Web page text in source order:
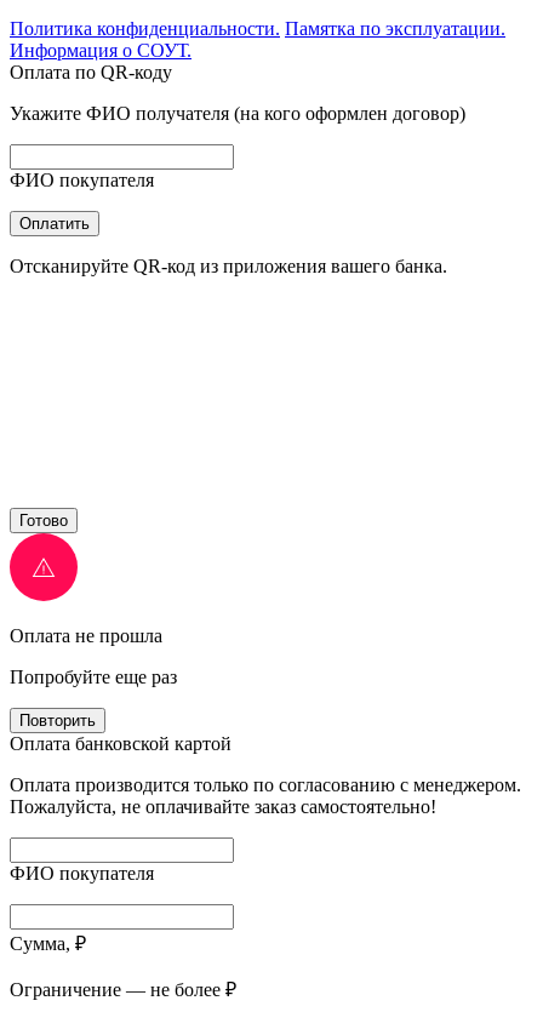
Политика конфиденциальности. Памятка по эксплуатации.
Информация о СОУТ.
Оплата по QR-коду
Укажите ФИО получателя (на кого оформлен договор)
ФИО покупателя
Оплатить
Отсканируйте QR-код из приложения вашего банка.
Готово
Оплата не прошла
Попробуйте еще раз
Повторить
Оплата банковской картой
Оплата производится только по согласованию с менеджером.
Пожалуйста, не оплачивайте заказ самостоятельно!
ФИО покупателя
Сумма, ₽
Ограничение — не более ₽